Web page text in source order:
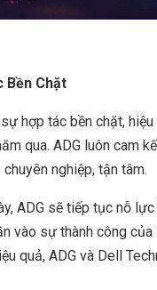
Bền Chặt
hợp tác bền chặt,
qua. ADG luôn cam
nghiệp, tận tâm.
ADG sẽ tiếp tục nỗ
vào sự thành công
quả, ADG và Dell